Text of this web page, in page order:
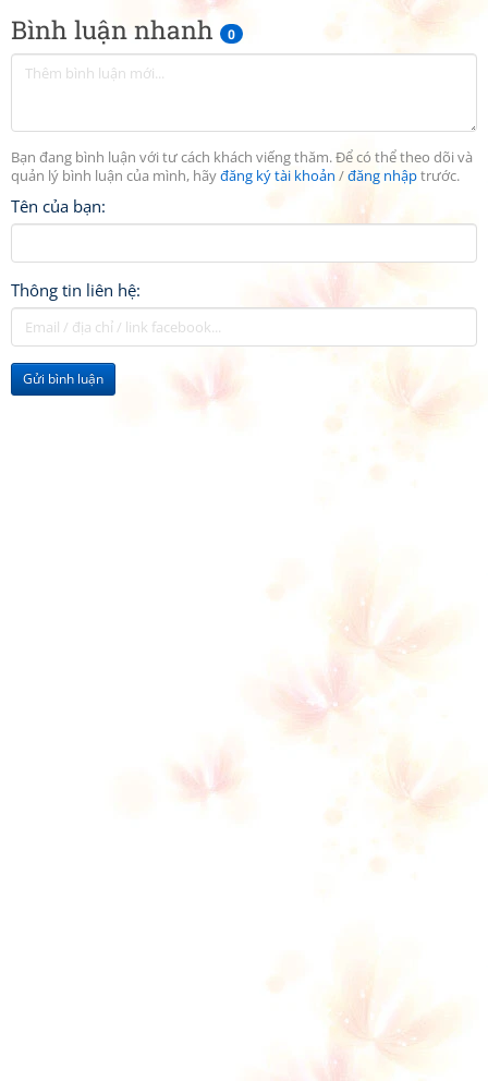
Bình luận nhanh 0
Bạn đang bình luận với tư cách khách viếng thăm. Để có thể theo dõi và
quản lý bình luận của mình, hãyđăng ký tài khoản /đăng nhậptrước.
Tên của bạn:
Thông tin liên hệ:
Gửi bình luận